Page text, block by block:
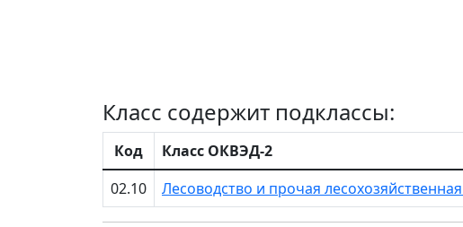
Класс содержит подклассы:
Код
Класс ОКВЭД-2
02.10
Лесоводство и прочая